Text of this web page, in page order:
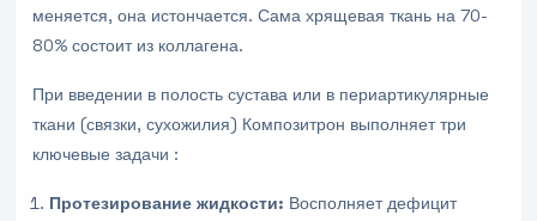
меняется, она истончается. Сама хрящевая ткань на 70-
80% состоит из коллагена.
При введении в полость сустава или в периартикулярные
ткани (связки, сухожилия) Композитрон выполняет три
ключевые задачи :
Протезирование жидкости: Восполняет дефицит